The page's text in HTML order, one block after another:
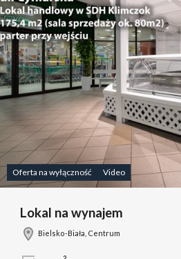
Oferta na wyłączność Video
Lokal na wynajem
Bielsko-Biała, Centrum